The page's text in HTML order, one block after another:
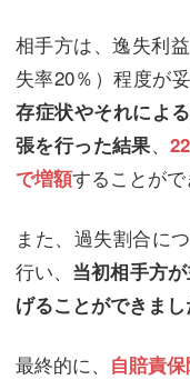
相手方は、逸失利
失率20％）程度が
存症状やそれによ
張を行った結果、
で増額することがで
また、過失割合に
行い、 当初相手方
げることができまし
最終的に、
自賠責